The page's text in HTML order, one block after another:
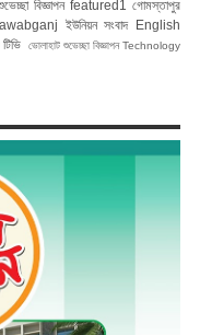
বিজ্ঞাপন featured1
গোমস্তাপুর
ইউনিয়ন সংবাদ
English
টিভি ভোলাহাট শুভেচ্ছা বিজ্ঞাপন Technology